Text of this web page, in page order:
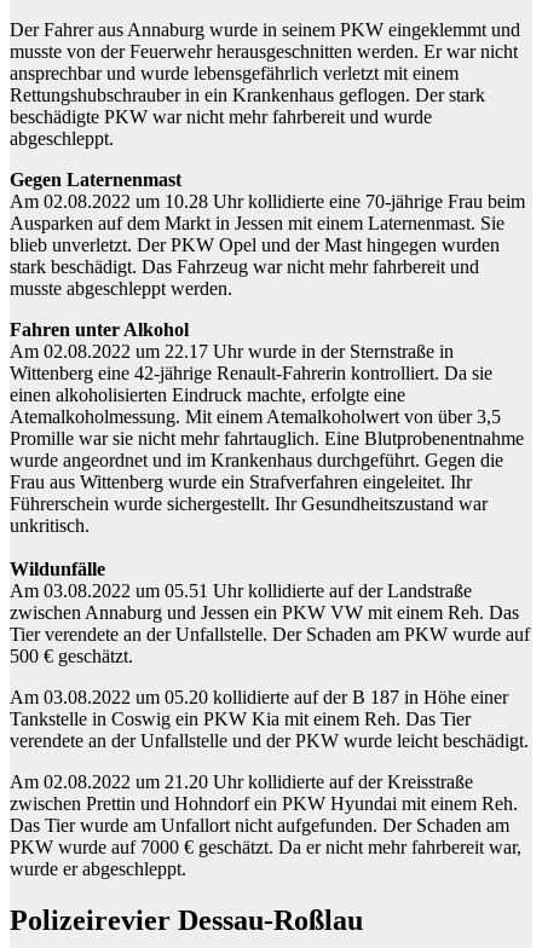
Der Fahrer aus Annaburg wurde in seinem PKW eingeklemmt und
musste von der Feuerwehr herausgeschnitten werden. Er war nicht
ansprechbar und wurde lebensgefährlich verletzt mit einem
Rettungshubschrauber in ein Krankenhaus geflogen. Der stark
beschädigte PKW war nicht mehr fahrbereit und wurde
abgeschleppt.
Gegen Laternenmast
Am 02.08.2022 um 10.28 Uhr kollidierte eine 70-jährige Frau beim
Ausparken auf dem Markt in Jessen mit einem Laternenmast. Sie
blieb unverletzt. Der PKW Opel und der Mast hingegen wurden
stark beschädigt. Das Fahrzeug war nicht mehr fahrbereit und
musste abgeschleppt werden.
Fahren unter Alkohol
Am 02.08.2022 um 22.17 Uhr wurde in der Sternstraße in
Wittenberg eine 42-jährige Renault-Fahrerin kontrolliert. Da sie
einen alkoholisierten Eindruck machte, erfolgte eine
Atemalkoholmessung. Mit einem Atemalkoholwert von über 3,5
Promille war sie nicht mehr fahrtauglich. Eine Blutprobenentnahme
wurde angeordnet und im Krankenhaus durchgeführt. Gegen die
Frau aus Wittenberg wurde ein Strafverfahren eingeleitet. Ihr
Führerschein wurde sichergestellt. Ihr Gesundheitszustand war
unkritisch.
Wildunfälle
Am 03.08.2022 um 05.51 Uhr kollidierte auf der Landstraße
zwischen Annaburg und Jessen ein PKW VW mit einem Reh. Das
Tier verendete an der Unfallstelle. Der Schaden am PKW wurde auf
500 € geschätzt.
Am 03.08.2022 um 05.20 kollidierte auf der B 187 in Höhe einer
Tankstelle in Coswig ein PKW Kia mit einem Reh. Das Tier
verendete an der Unfallstelle und der PKW wurde leicht beschädigt.
Am 02.08.2022 um 21.20 Uhr kollidierte auf der Kreisstraße
zwischen Prettin und Hohndorf ein PKW Hyundai mit einem Reh.
Das Tier wurde am Unfallort nicht aufgefunden. Der Schaden am
PKW wurde auf 7000 € geschätzt. Da er nicht mehr fahrbereit war,
wurde er abgeschleppt.
Polizeirevier Dessau-Roßlau